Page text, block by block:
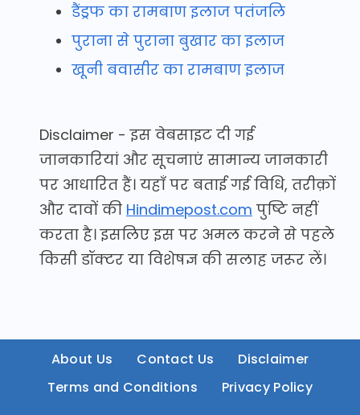
डैंड्रफ का रामबाण इलाज पतंजलि
पुराना से पुराना बुखार का इलाज
खूनी बवासीर का रामबाण इलाज
Disclaimer - इस वेबसाइट दी गई
जानकारियां और सूचनाएं सामान्य जानकारी
पर आधारित हैं। यहाँ पर बताई गई विधि, तरीक़ों
और दावों की Hindimepost.com पुष्टि नहीं
करता है। इसलिए इस पर अमल करने से पहले
किसी डॉक्टर या विशेषज्ञ की सलाह जरूर लें।
About Us Contact Us
Disclaimer
Terms and Conditions
Privacy Policy